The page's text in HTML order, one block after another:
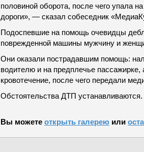
половиной оборота, после чего упала
дороги», — сказал собеседник
Подоспевшие на помощь очевидцы
поврежденной машины мужчину и
Они оказали пострадавшим помощь:
водителю и на предплечье пассажирке,
кровотечение, после чего передали
Обстоятельства ДТП устанавливаются.
Вы можете открыть галерею или